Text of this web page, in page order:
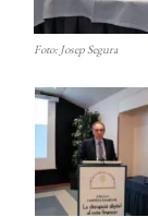
Foto: Josep Segura